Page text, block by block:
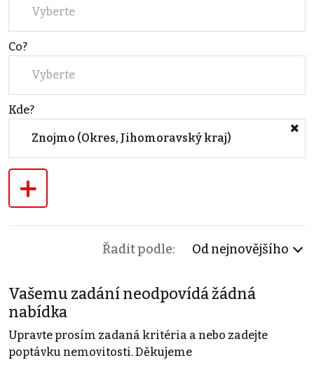
Vyberte
Co?
Vyberte
Kde?
Znojmo (Okres, Jihomoravský kraj)
+
Řadit podle: Od nejnovějšího
Vašemu zadání neodpovídá žádná
nabídka
Upravte prosím zadaná kritéria a nebo zadejte
poptávku nemovitosti. Děkujeme